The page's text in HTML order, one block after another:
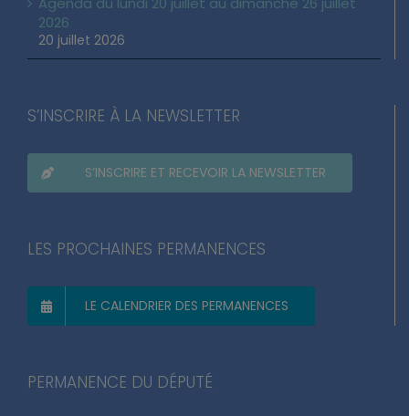
2026
20 juillet 2026
S’INSCRIRE À LA NEWSLETTER
S’INSCRIRE ET RECEVOIR LA NEWSLETTER
LES PROCHAINES PERMANENCES
LE CALENDRIER DES PERMANENCES
PERMANENCE DU DÉPUTÉ